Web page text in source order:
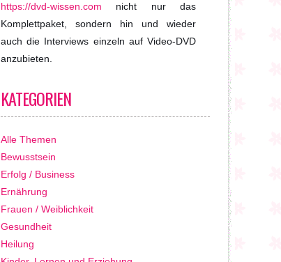
https://dvd-wissen.com nicht nur das
Komplettpaket, sondern hin und wieder
auch die Interviews einzeln auf Video-DVD
anzubieten.
KATEGORIEN
Alle Themen
Bewusstsein
Erfolg / Business
Ernährung
Frauen / Weiblichkeit
Gesundheit
Heilung